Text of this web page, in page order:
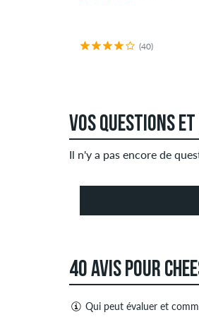
(40)
VOS QUESTIONS
Il n'y a pas encore de
40 AVIS POUR
Qui peut évaluer et